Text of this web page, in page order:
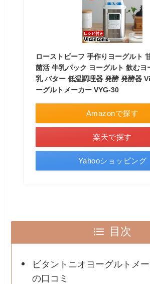
ローストビーフ 手作りヨーグルト
菌活 牛乳パック ヨーグルト 飲むヨ
乳 バター 低温調理器 発酵 発酵器
ーグルトメーカー VYG-30
Amazonで探す
楽天で探す
Yahooショッピング
目次
ビタントニオヨーグルトメ
の口コミ